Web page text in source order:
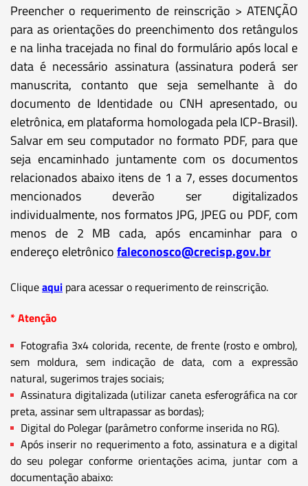
Preencher o requerimento de reinscrição > ATENÇÃO
para as orientações do preenchimento dos retângulos
e na linha tracejada no final do formulário após local e
data é necessário assinatura (assinatura poderá ser
manuscrita, contanto que seja semelhante à do
documento de Identidade ou CNH apresentado, ou
eletrônica, em plataforma homologada pela ICP-Brasil).
Salvar em seu computador no formato PDF, para que
seja encaminhado juntamente com os documentos
relacionados abaixo itens de 1 a 7, esses documentos
mencionados deverão ser digitalizados
individualmente, nos formatos JPG, JPEG ou PDF, com
menos de 2 MB cada, após encaminhar para o
endereço eletrônicofaleconosco@crecisp.gov.br
Cliqueaqui para acessar o requerimento de reinscrição.
* Atenção
Fotografia 3x4 colorida, recente, de frente (rosto e ombro),
sem moldura, sem indicação de data, com a expressão
natural, sugerimos trajes sociais;
Assinatura digitalizada (utilizar caneta esferográfica na cor
preta, assinar sem ultrapassar as bordas);
Digital do Polegar (parâmetro conforme inserida no RG).
Após inserir no requerimento a foto, assinatura e a digital
do seu polegar conforme orientações acima, juntar com a
documentação abaixo: